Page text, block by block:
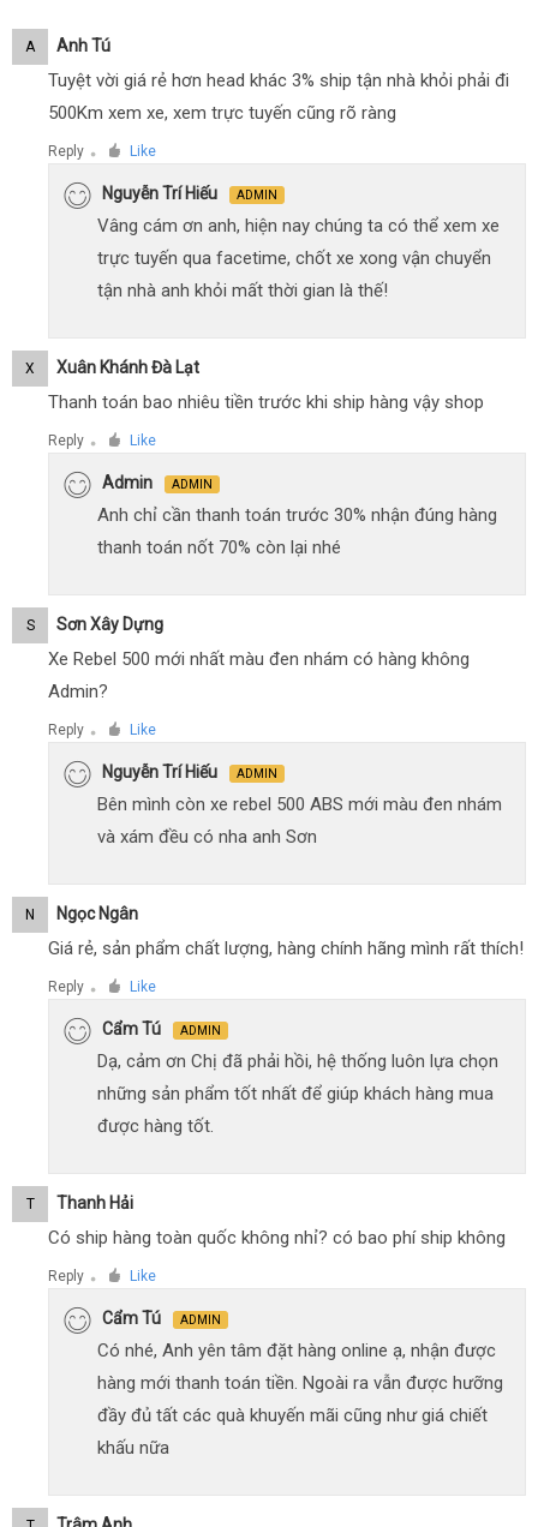
A Anh Tú
Tuyệt vời giá rẻ hơn head khác 3% ship tận nhà khỏi phải đi
500Km xem xe, xem trực tuyến cũng rõ ràng
Reply ● Like
Nguyễn Trí Hiếu ADMIN
Vâng cám ơn anh, hiện nay chúng ta có thể xem xe
trực tuyến qua facetime, chốt xe xong vận chuyển
tận nhà anh khỏi mất thời gian là thế!
X Xuân Khánh Đà Lạt
Thanh toán bao nhiêu tiền trước khi ship hàng vậy shop
Reply ● Like
Admin ADMIN
Anh chỉ cần thanh toán trước 30% nhận đúng hàng
thanh toán nốt 70% còn lại nhé
S Sơn Xây Dựng
Xe Rebel 500 mới nhất màu đen nhám có hàng không
Admin?
Reply ● Like
Nguyễn Trí Hiếu ADMIN
Bên mình còn xe rebel 500 ABS mới màu đen nhám
và xám đều có nha anh Sơn
N Ngọc Ngân
Giá rẻ, sản phẩm chất lượng, hàng chính hãng mình rất thích!
Reply ● Like
Cẩm Tú ADMIN
Dạ, cảm ơn Chị đã phải hồi, hệ thống luôn lựa chọn
những sản phẩm tốt nhất để giúp khách hàng mua
được hàng tốt.
T Thanh Hải
Có ship hàng toàn quốc không nhỉ? có bao phí ship không
Reply ● Like
Cẩm Tú ADMIN
Có nhé, Anh yên tâm đặt hàng online ạ, nhận được
hàng mới thanh toán tiền. Ngoài ra vẫn được hưỡng
đầy đủ tất các quà khuyến mãi cũng như giá chiết
khấu nữa